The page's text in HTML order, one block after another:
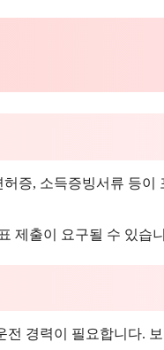
증, 소득증빙서류 등
제출이 요구될 수 있습
경력이 필요합니다.